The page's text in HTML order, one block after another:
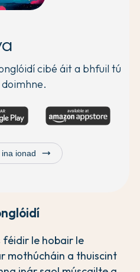
cibé áit a bhfuil tú
ionad trending_flat
féidir le hobair le
mothúcháin a thuiscint